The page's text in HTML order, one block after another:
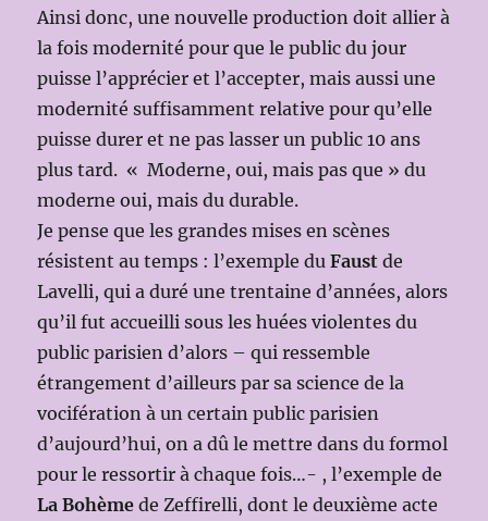
Ainsi donc, une nouvelle production doit allier à
la fois modernité pour que le public du jour
puisse l’apprécier et l’accepter, mais aussi une
modernité suffisamment relative pour qu’elle
puisse durer et ne pas lasser un public 10 ans
plus tard. « Moderne, oui, mais pas que » du
moderne oui, mais du durable.
Je pense que les grandes mises en scènes
résistent au temps : l’exemple duFaust de
Lavelli, qui a duré une trentaine d’années, alors
qu’il fut accueilli sous les huées violentes du
public parisien d’alors – qui ressemble
étrangement d’ailleurs par sa science de la
vocifération à un certain public parisien
d’aujourd’hui, on a dû le mettre dans du formol
pour le ressortir à chaque fois…- , l’exemple de
La Bohème de Zeffirelli, dont le deuxième acte